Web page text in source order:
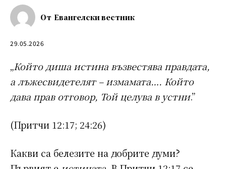
От Евангелски вестник
29.05.2026
„Който диша истина възвестява правдата,
а лъжесвидетелят – измамата…. Който
дава прав отговор, Той целува в устни.”
(Притчи 12:17; 24:26)
Какви са белезите на добрите думи?